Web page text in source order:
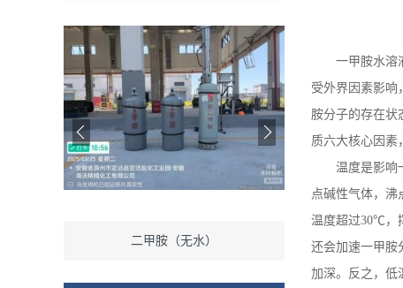
一甲胺水溶液
一甲胺水溶
受外界因素影响
胺分子的存在状
质六大核心因素
温度是影响
点碱性气体，沸
温度超过30℃，
还会加速一甲胺
加深。反之，低